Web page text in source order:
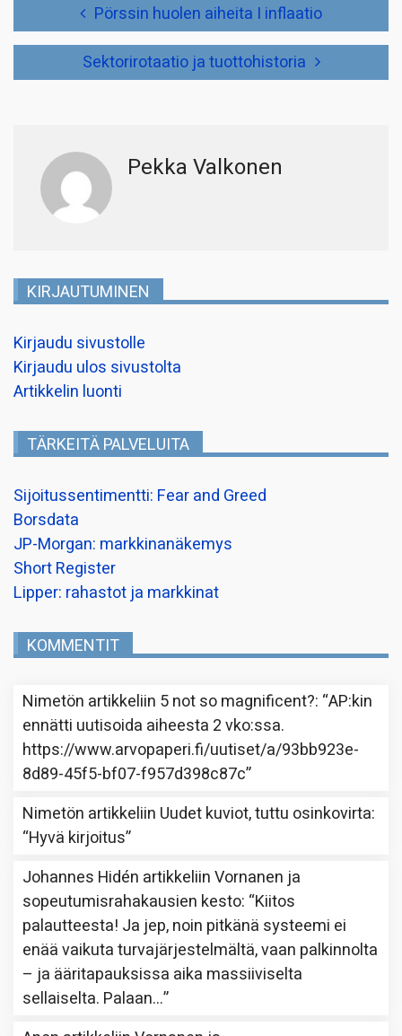
Pörssin huolen aiheita I inflaatio
Sektorirotaatio ja tuottohistoria
Pekka Valkonen
KIRJAUTUMINEN
Kirjaudu sivustolle
Kirjaudu ulos sivustolta
Artikkelin luonti
TÄRKEITÄ PALVELUITA
Sijoitussentimentti: Fear and Greed
Borsdata
JP-Morgan: markkinanäkemys
Short Register
Lipper: rahastot ja markkinat
KOMMENTIT
Nimetön artikkeliin 5 not so magnificent?: “AP:kin
ennätti uutisoida aiheesta 2 vko:ssa.
https://www.arvopaperi.fi/uutiset/a/93bb923e-
8d89-45f5-bf07-f957d398c87c”
Nimetön artikkeliin Uudet kuviot, tuttu osinkovirta:
“Hyvä kirjoitus”
Johannes Hidén artikkeliinVornanen ja
sopeutumisrahakausien kesto: “Kiitos
palautteesta! Ja jep, noin pitkänä systeemi ei
enää vaikuta turvajärjestelmältä, vaan palkinnolta
– ja ääritapauksissa aika massiiviselta
sellaiselta. Palaan…”